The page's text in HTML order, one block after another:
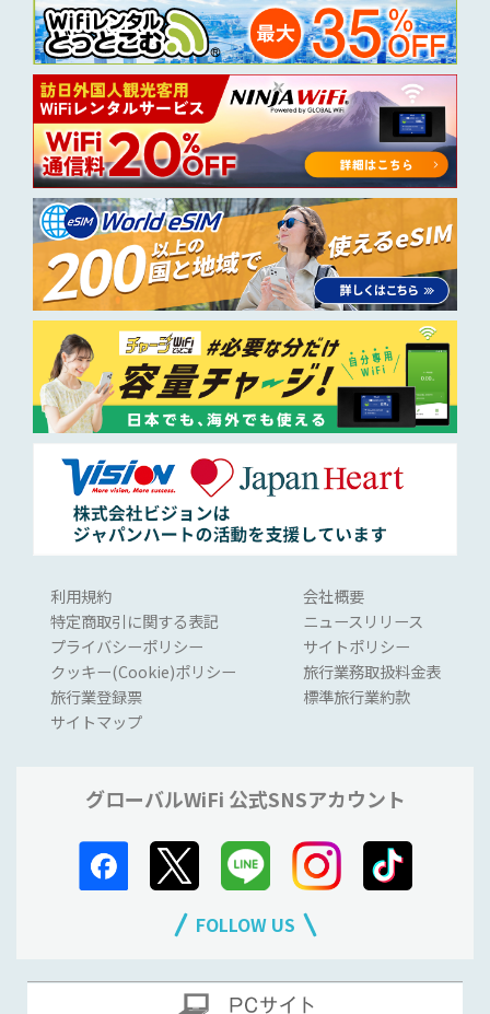
利用規約
特定商取引に関する表記
プライバシーポリシー
クッキー(Cookie)ポリシー
旅行業登録票
サイトマップ
会社概要
ニュースリリース
サイトポリシー
旅行業務取扱料金表
標準旅行業約款
グローバルWiFi 公式SNSアカウント
FOLLOW US